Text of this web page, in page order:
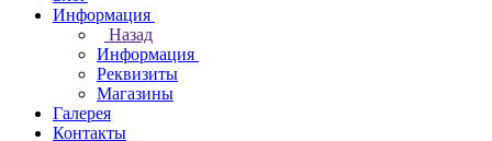
Информация
Назад
Информация
Реквизиты
Магазины
Галерея
Контакты